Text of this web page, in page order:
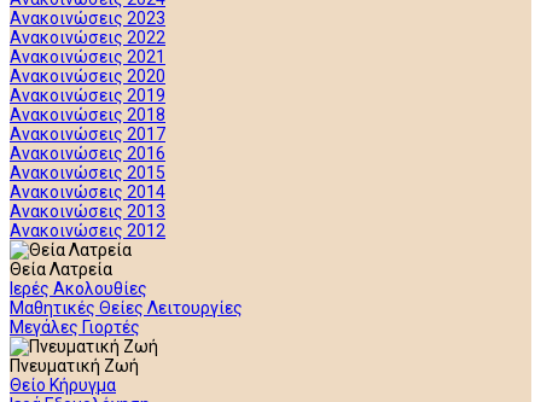
Ανακοινώσεις 2023
Ανακοινώσεις 2022
Ανακοινώσεις 2021
Ανακοινώσεις 2020
Ανακοινώσεις 2019
Ανακοινώσεις 2018
Ανακοινώσεις 2017
Ανακοινώσεις 2016
Ανακοινώσεις 2015
Ανακοινώσεις 2014
Ανακοινώσεις 2013
Ανακοινώσεις 2012
Θεία Λατρεία
Ιερές Ακολουθίες
Μαθητικές Θείες Λειτουργίες
Μεγάλες Γιορτές
Πνευματική Ζωή
Θείο Κήρυγμα